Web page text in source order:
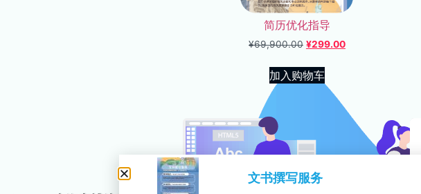
简历优化指导
¥69,900.00 ¥299.00
加入购物车
文书撰写服务